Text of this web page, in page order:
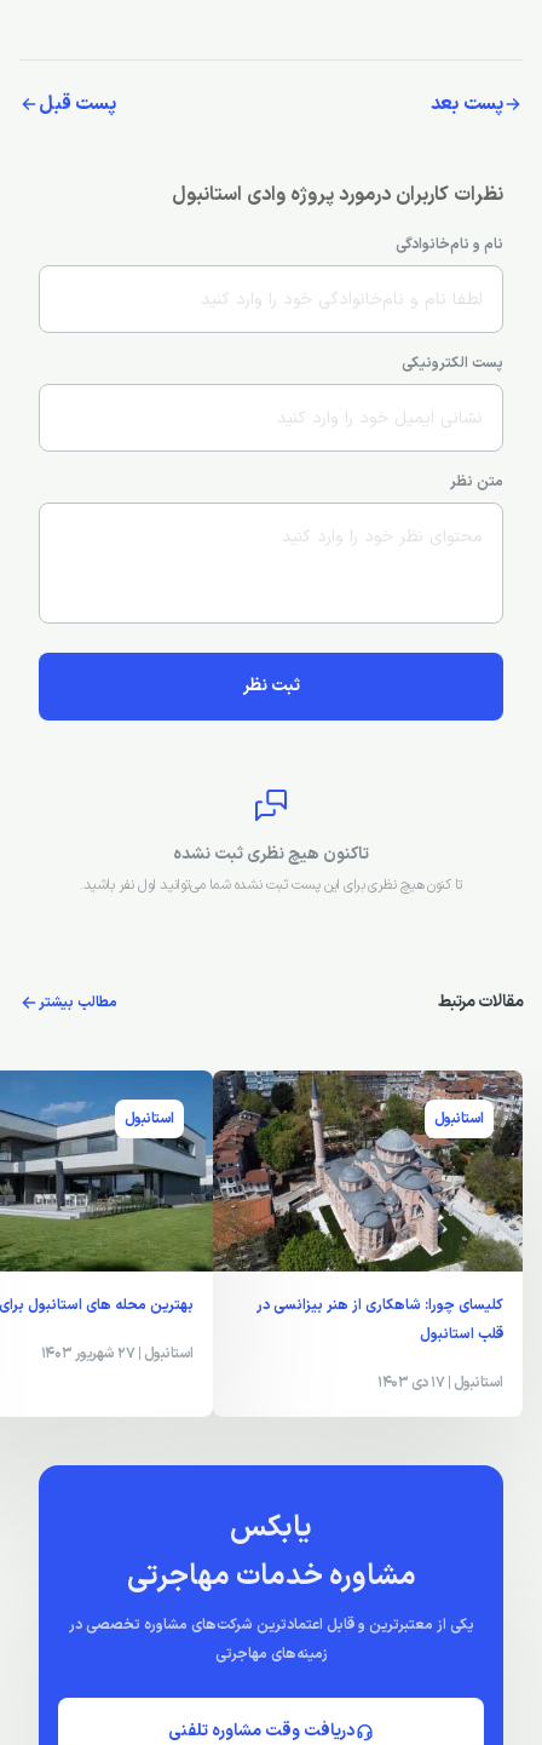
پست بعد پست قبل
نظرات کاربران درمورد پروژه وادی استانبول
نام و نام‌خانوادگی
پست الکترونیکی
متن نظر
ثبت نظر
تاکنون هیچ نظری ثبت نشده
تا کنون هیچ نظری برای این پست ثبت نشده شما می‌توانید اول نفر باشید.
مقالات مرتبط مطالب بیشتر
استانبول
کلیسای چورا: شاهکاری از هنر بیزانسی در
قلب استانبول
استانبول | 17 دی 1403
استانبول
بهترین محله های استانبول
استانبول | 27 شهریور 1403
یابکس
مشاوره خدمات مهاجرتی
یکی از معتبرترین و قابل اعتمادترین شرکت‌های مشاوره تخصصی در
زمینه‌های مهاجرتی
دریافت وقت مشاوره تلفنی